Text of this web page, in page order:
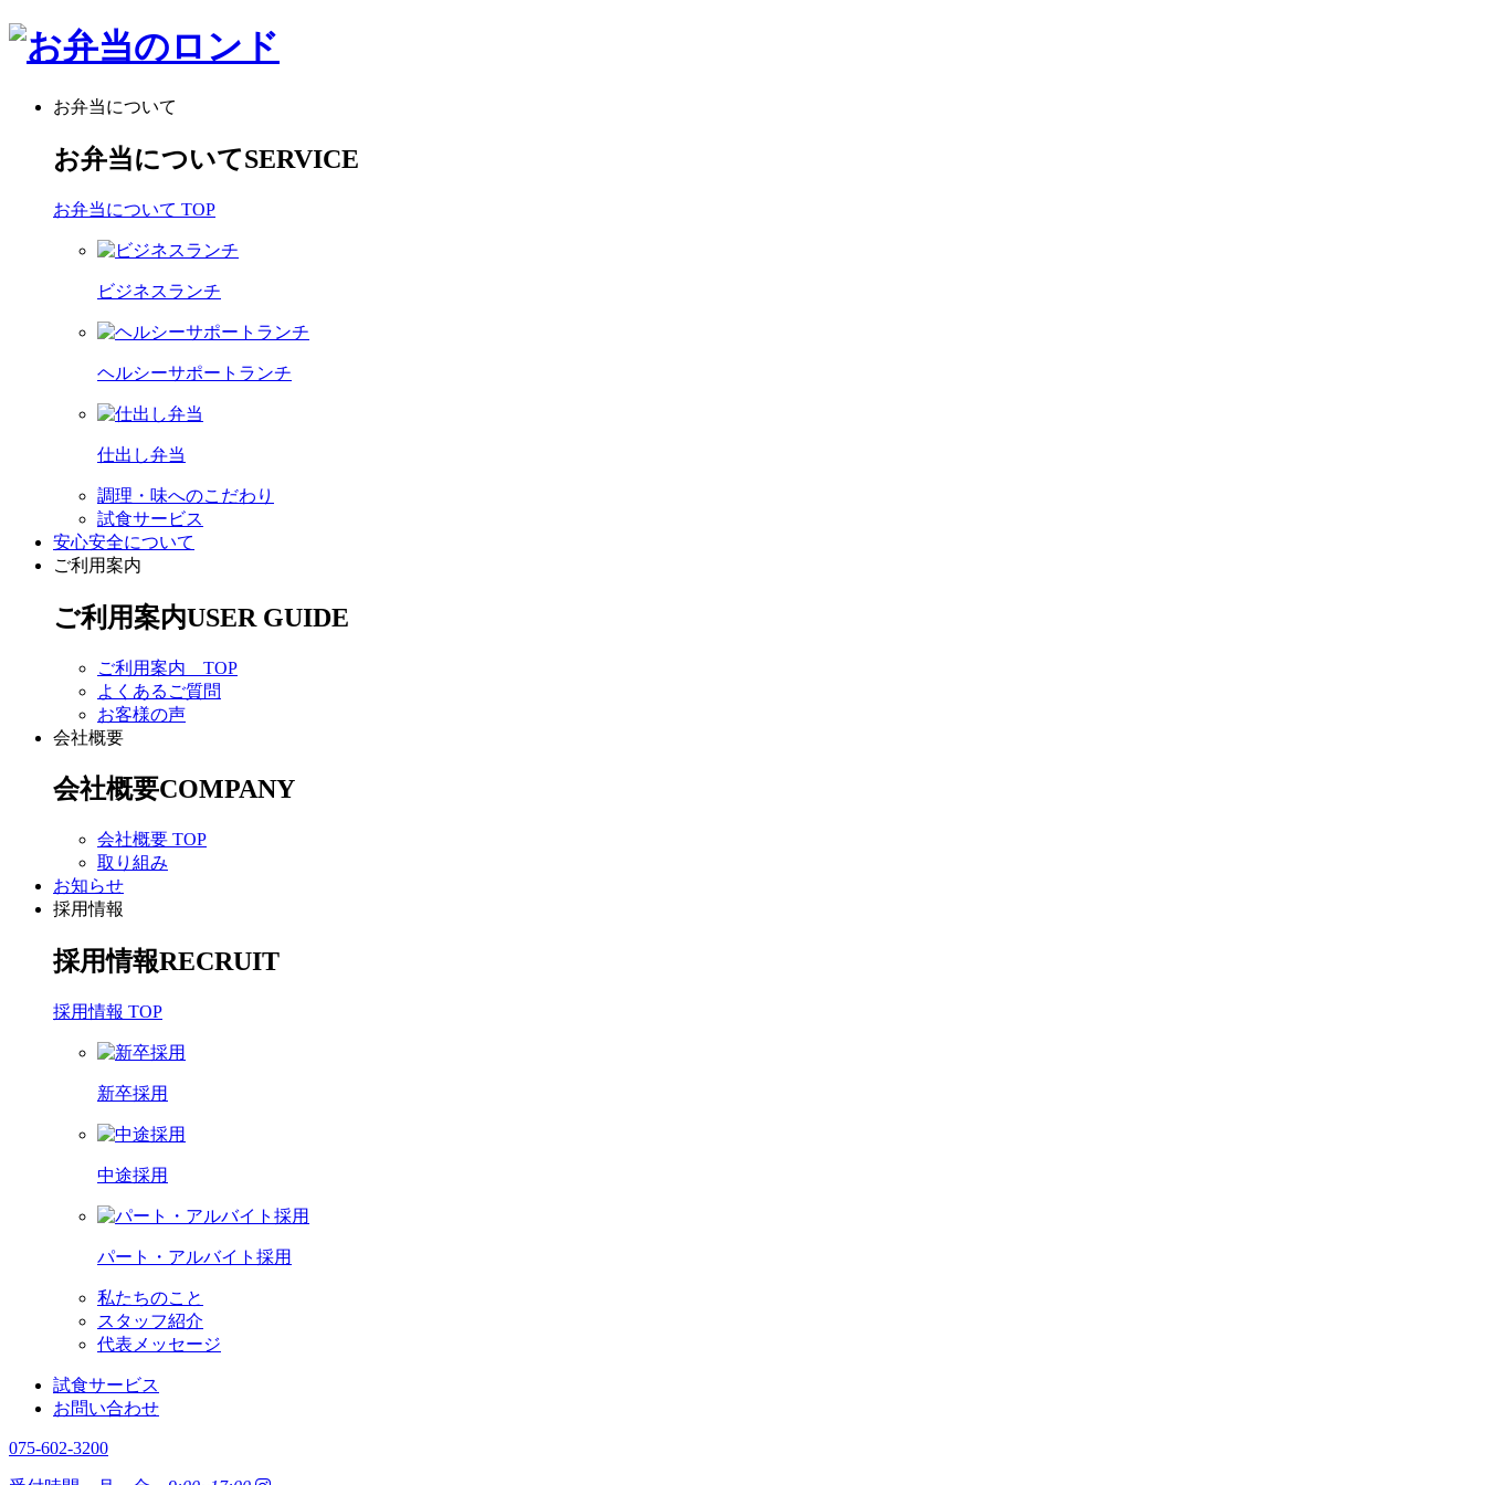
お弁当について
お弁当についてSERVICE
お弁当について TOP
ビジネスランチ
ヘルシーサポートランチ
仕出し弁当
調理・味へのこだわり
試食サービス
安心安全について
ご利用案内
ご利用案内USER GUIDE
ご利用案内 TOP
よくあるご質問
お客様の声
会社概要
会社概要COMPANY
会社概要 TOP
取り組み
お知らせ
採用情報
採用情報RECRUIT
採用情報 TOP
新卒採用
中途採用
パート・アルバイト採用
私たちのこと
スタッフ紹介
代表メッセージ
試食サービス
お問い合わせ
075-602-3200